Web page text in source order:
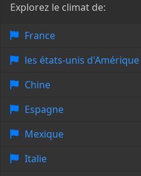
Explorez le climat de:
France
les états-unis d'Amérique
Chine
Espagne
Mexique
Italie